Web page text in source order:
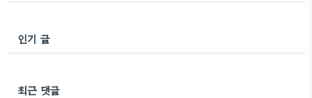
인기 글
최근 댓글